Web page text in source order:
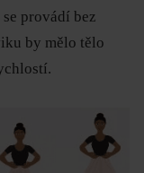
provádí bez
by mělo tělo